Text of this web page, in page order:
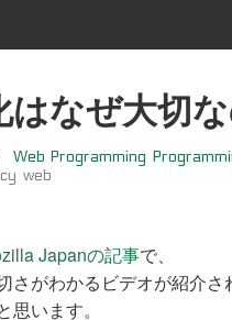
はなぜ大切
Web Programming
web
Japanの記事で、
さがわかるビデオが紹介さ
思います。